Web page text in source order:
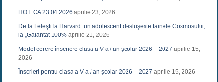
HOT. CA 23.04.2026 aprilie 23, 2026
De la Leleşti la Harvard: un adolescent desluşeşte tainele Cosmosului,
la „Garantat 100% aprilie 21, 2026
Model cerere înscriere clasa a V a / an școlar 2026 – 2027 aprilie 15,
2026
Înscrieri pentru clasa a V a / an școlar 2026 – 2027 aprilie 15, 2026